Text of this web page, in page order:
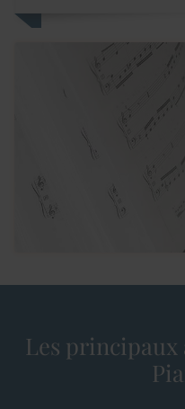
Les principaux